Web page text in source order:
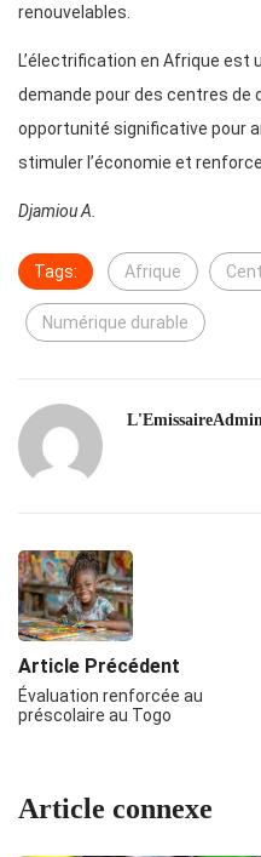
renouvelables.
L’électrification en Afrique est
demande pour des centres de
opportunité significative pour
stimuler l’économie et
Djamiou A.
Tags: Afrique
Numérique durable
Article Précédent
Évaluation renforcée au
préscolaire au Togo
Article connexe